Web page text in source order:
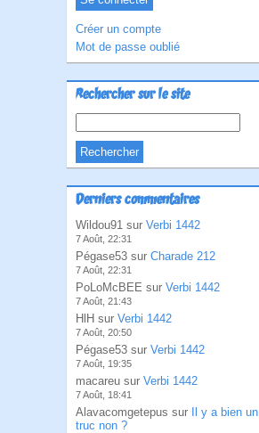
Créer un compte
Mot de passe oublié
Rechercher sur le site
Derniers commentaires
Wildou91 sur Verbi 1442
7 Août, 22:31
Pégase53 sur Charade 212
7 Août, 22:31
PoLoMcBEE sur Verbi 1442
7 Août, 21:43
HlH sur Verbi 1442
7 Août, 20:50
Pégase53 sur Verbi 1442
7 Août, 19:35
macareu sur Verbi 1442
7 Août, 18:41
Alavacomgetepus sur
Il y a bien un
truc non ?